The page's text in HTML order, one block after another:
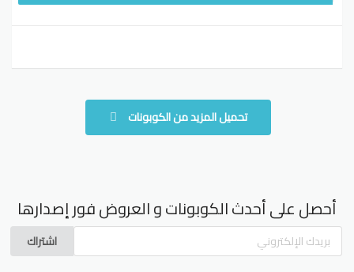
تحميل المزيد من الكوبونات
أحصل على أحدث الكوبونات و العروض فور إصدارها
اشتراك